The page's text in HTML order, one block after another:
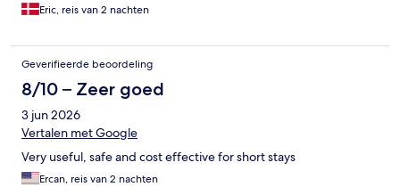
Eric, reis van 2 nachten
Geverifieerde beoordeling
8/10 – Zeer goed
3 jun 2026
Vertalen met Google
Very useful, safe and cost effective for short stays
Ercan, reis van 2 nachten